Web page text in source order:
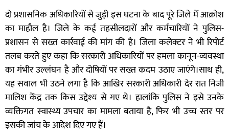
दो प्रशासनिक अधिकारियों से जुड़ी इस घटना के बाद पूरे जिले में आक्रोश
का माहौल है। जिले के कई तहसीलदारों और कर्मचारियों ने पुलिस-
प्रशासन से सख्त कार्रवाई की मांग की है। जिला कलेक्टर ने भी रिपोर्ट
तलब करते हुए कहा कि सरकारी अधिकारियों पर हमला कानून-व्यवस्था
का गंभीर उल्लंघन है और दोषियों पर सख्त कदम उठाए जाएंगे।साथ ही,
यह सवाल भी उठने लगा है कि आखिर सरकारी अधिकारी देर रात निजी
मालिश केंद्र तक किस उद्देश्य से गए थे। हालांकि पुलिस ने इसे उनके
व्यक्तिगत स्वास्थ्य उपचार का मामला बताया है, फिर भी उच्च स्तर पर
इसकी जांच के आदेश दिए गए हैं।